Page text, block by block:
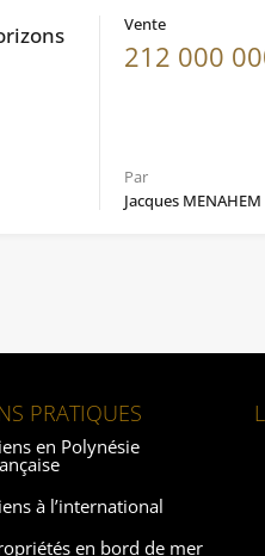
Vente
212 000
Par
Jacques MENAHEM
PRATIQUES
en Polynésie
à l’international
en bord de mer